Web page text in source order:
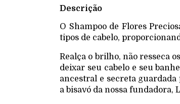
Descrição
O Shampoo de Flores
tipos de cabelo,
Realça o brilho, não resseca
deixar seu cabelo e seu
ancestral e secreta
a bisavó da nossa fundadora,